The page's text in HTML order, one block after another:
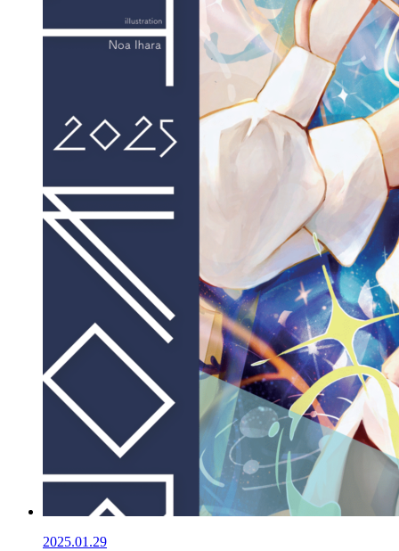
2025.01.29